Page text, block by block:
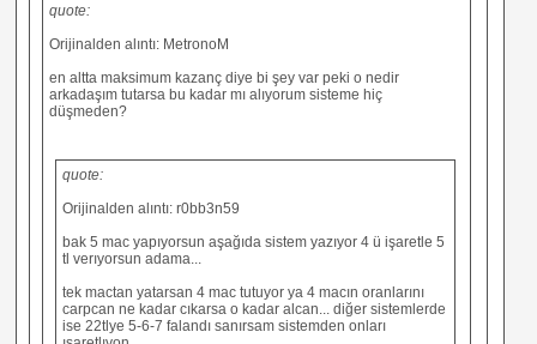
quote:
Orijinalden alıntı: MetronoM
en altta maksimum kazanç diye bi şey var peki o nedir
arkadaşım tutarsa bu kadar mı alıyorum sisteme hiç
düşmeden?
quote:
Orijinalden alıntı: r0bb3n59
bak 5 mac yapıyorsun aşağıda sistem yazıyor 4 ü işaretle 5
tl verıyorsun adama...
tek mactan yatarsan 4 mac tutuyor ya 4 macın oranlarını
carpcan ne kadar cıkarsa o kadar alcan... diğer sistemlerde
ise 22tlye 5-6-7 falandı sanırsam sistemden onları